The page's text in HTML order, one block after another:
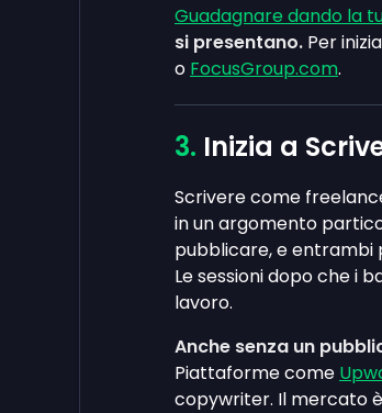
Guadagnare dando la
si presentano. Per
o FocusGroup.com.
Inizia a
Scrivere come
in un argomento
pubblicare, e entrambi
Le sessioni dopo che i
lavoro.
Anche senza un
Piattaforme come
copywriter. Il mercato